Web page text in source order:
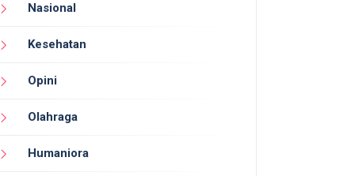
Nasional
Kesehatan
Opini
Olahraga
Humaniora